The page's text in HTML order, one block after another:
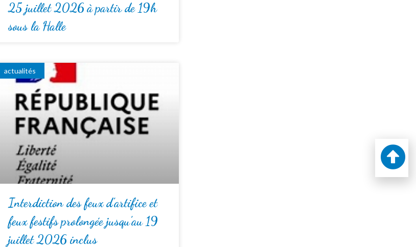
25 juillet 2026 à partir de 19h
sous la Halle
actualités
Interdiction des feux d’artifice et
feux festifs prolongée jusqu’au 19
juillet 2026 inclus